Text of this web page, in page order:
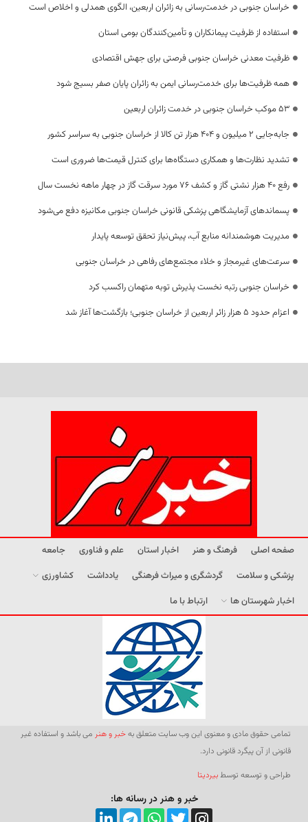
خراسان جنوبی در خدمت‌رسانی به زائران اربعین، الگوی همدلی و اخلاص است
استفاده از ظرفیت پیمانکاران و تأمین‌کنندگان بومی استان
ظرفیت معدنی خراسان جنوبی فرصتی برای جهش اقتصادی
همه ظرفیت‌ها برای خدمت‌رسانی ایمن به زائران پایان صفر بسیج شود
53 موکب خراسان جنوبی در خدمت زائران اربعین
جابه‌جایی 2 میلیون و 404 هزار تن کالا از خراسان جنوبی به سراسر کشور
تشدید نظارت‌ها و همکاری دستگاه‌ها برای کنترل قیمت‌ها ضروری است
رفع 40 هزار نشتی گاز و کشف 76 مورد سرقت گاز در چهار ماهه نخست سال
پسماندهای آزمایشگاهی پزشکی قانونی خراسان جنوبی مکانیزه دفع می‌شود
مدیریت هوشمندانه منابع آب، پیش‌نیاز تحقق توسعه پایدار
سرعت‌های غیرمجاز و خلاء مجتمع‌های رفاهی در خراسان جنوبی
خراسان جنوبی رتبه نخست پذیرش توبه متهمان راکسب کرد
اعزام حدود 5 هزار زائر اربعین از خراسان جنوبی؛ بازگشت‌ها آغاز شد
صفحه اصلی فرهنگ و هنر اخبار استان علم و فناوری
جامعه
پزشکی و سلامت
گردشگری و میراث فرهنگی یادداشت
کشاورزی
اخبار شهرستان ها
ارتباط با ما
تمامی حقوق مادی و معنوی این وب سایت متعلق بهخبر و هنر می باشد و استفاده غیر
قانونی از آن پیگرد قانونی دارد.
طراحی و توسعه توسطبیردیتا
خبر و هنر در رسانه ها: